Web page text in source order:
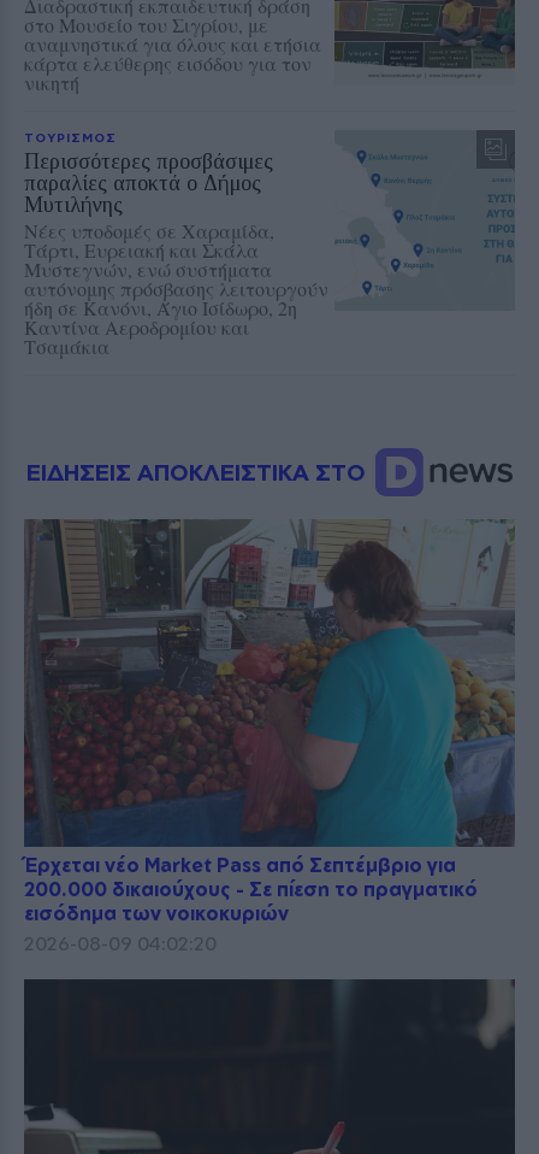
στο Μουσείο του Σιγρίου, με
αναμνηστικά για όλους και ετήσια
κάρτα ελεύθερης εισόδου για τον
νικητή
ΤΟΥΡΙΣΜΟΣ
Περισσότερες προσβάσιμες
παραλίες αποκτά ο Δήμος
Μυτιλήνης
Νέες υποδομές σε Χαραμίδα,
Τάρτι, Ευρειακή και Σκάλα
Μυστεγνών, ενώ συστήματα
αυτόνομης πρόσβασης λειτουργούν
ήδη σε Κανόνι, Άγιο Ισίδωρο, 2η
Καντίνα Αεροδρομίου και
Τσαμάκια
ΕΙΔΗΣΕΙΣ ΑΠΟΚΛΕΙΣΤΙΚΑ ΣΤΟ
Έρχεται νέο Market Pass από Σεπτέμβριο για
200.000 δικαιούχους - Σε πίεση το πραγματικό
εισόδημα των νοικοκυριών
2026-08-09 04:02:20